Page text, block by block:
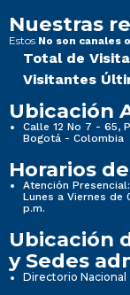
Nuestras
Estos No son canales
Total de
Visitantes
Ubicación
Calle 12 No 7 - 65,
Bogotá - Colombia
Horarios
Atención Presencial:
Lunes a Viernes de
p.m.
Ubicación
y Sedes
Directorio Nacional